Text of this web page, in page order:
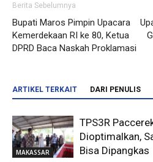
Berita Sebelumnya
Bupati Maros Pimpin Upacara
Kemerdekaan RI ke 80, Ketua
DPRD Baca Naskah Proklamasi
ARTIKEL TERKAIT DARI PENULIS
MAKASSAR
TPS3R
Dioptimalkan,
Bisa Dipangkas